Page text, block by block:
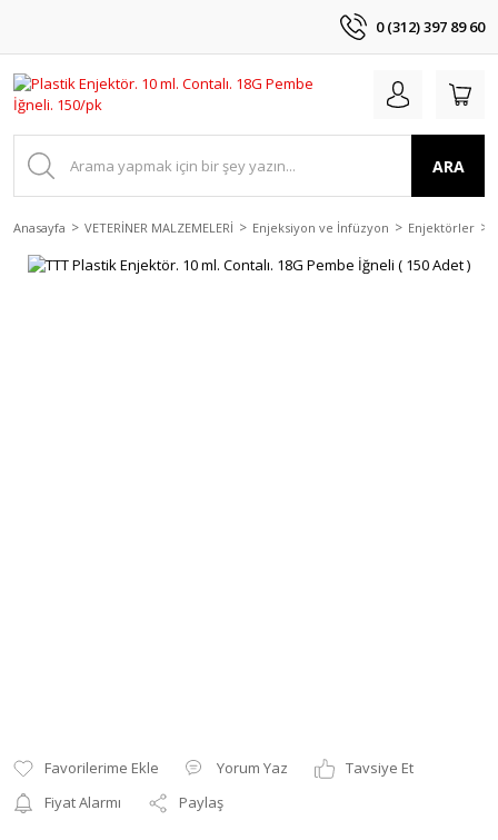
0 (312) 397 89 60
ARA
Anasayfa VETERİNER MALZEMELERİ Enjeksiyon ve İnfüzyon Enjektörler
Yorum Yaz
Tavsiye Et
Fiyat Alarmı
Paylaş